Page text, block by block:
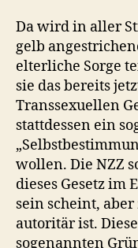
Da wird in aller
gelb
elterliche Sorge
sie das bereits
Transsexuellen
stattdessen ein
wollen. Die NZZ
dieses Gesetz im
sein scheint,
autoritär ist.
sogenannten